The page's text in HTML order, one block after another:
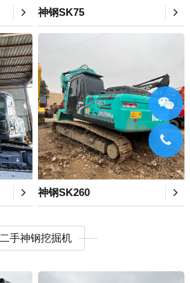
神钢SK75
神钢SK260
二手神钢挖掘机